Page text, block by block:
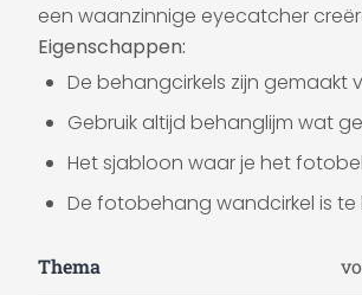
een waanzinnige eyecatcher
Eigenschappen:
De behangcirkels zijn gemaakt
Gebruik altijd behanglijm wat
Het sjabloon waar je het
De fotobehang wandcirkel is
Thema